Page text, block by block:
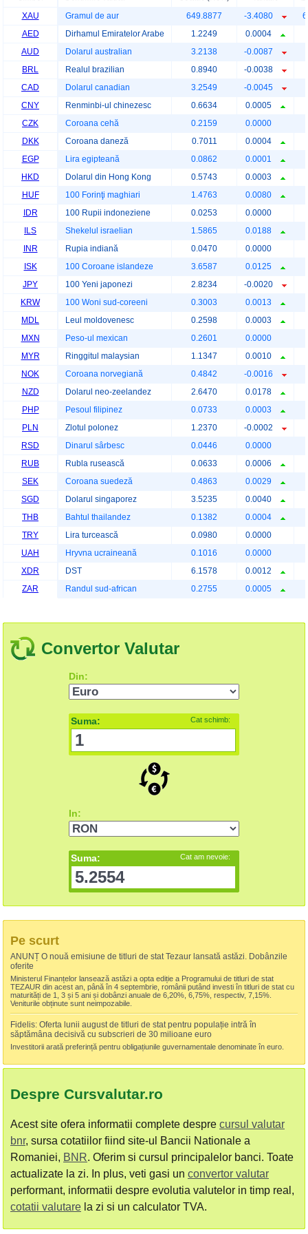
XAU Gramul de aur 649.8877 -3.4080
AED
Dirhamul Emiratelor Arabe 1.2249 0.0004
AUD
Dolarul australian 3.2138 -0.0087
BRL
Realul brazilian 0.8940 -0.0038
CAD
Dolarul canadian 3.2549 -0.0045
CNY
Renminbi-ul chinezesc 0.6634 0.0005
CZK
Coroana cehă 0.2159 0.0000
DKK
Coroana daneză 0.7011 0.0004
EGP
Lira egipteană 0.0862 0.0001
HKD
Dolarul din Hong Kong 0.5743 0.0003
HUF
100 Forinţi maghiari 1.4763 0.0080
IDR
100 Rupii indoneziene 0.0253 0.0000
ILS
Shekelul israelian 1.5865 0.0188
INR
Rupia indiană 0.0470 0.0000
ISK
100 Coroane islandeze 3.6587 0.0125
JPY
100 Yeni japonezi 2.8234 -0.0020
KRW
100 Woni sud-coreeni 0.3003 0.0013
MDL
Leul moldovenesc 0.2598 0.0003
MXN
Peso-ul mexican 0.2601 0.0000
MYR
Ringgitul malaysian 1.1347 0.0010
NOK
Coroana norvegiană 0.4842 -0.0016
NZD
Dolarul neo-zeelandez 2.6470 0.0178
PHP
Pesoul filipinez 0.0733 0.0003
PLN
Zlotul polonez 1.2370 -0.0002
RSD
Dinarul sârbesc 0.0446 0.0000
RUB
Rubla rusească 0.0633 0.0006
SEK
Coroana suedeză 0.4863 0.0029
SGD
Dolarul singaporez 3.5235 0.0040
THB
Bahtul thailandez 0.1382 0.0004
TRY
Lira turcească 0.0980 0.0000
UAH
Hryvna ucraineană 0.1016 0.0000
XDR
DST 6.1578 0.0012
ZAR
Randul sud-african 0.2755 0.0005
Convertor Valutar
Din:
Suma: Cat schimb:
In:
Suma: Cat am nevoie:
Pe scurt
ANUNȚ O nouă emisiune de titluri de stat Tezaur lansată astăzi. Dobânzile
oferite
Ministerul Finanțelor lansează astăzi a opta ediție a Programului de titluri de stat
TEZAUR din acest an, până în 4 septembrie, românii putând investi în titluri de stat cu
maturități de 1, 3 și 5 ani și dobânzi anuale de 6,20%, 6,75%, respectiv, 7,15%.
Veniturile obținute sunt neimpozabile.
Fidelis: Oferta lunii august de titluri de stat pentru populație intră în
săptămâna decisivă cu subscrieri de 30 milioane euro
Investitorii arată preferință pentru obligațiunile guvernamentale denominate în euro.
Despre Cursvalutar.ro
Acest site ofera informatii complete despre cursul valutar
bnr, sursa cotatiilor fiind site-ul Bancii Nationale a
Romaniei, BNR. Oferim si cursul principalelor banci. Toate
actualizate la zi. In plus, veti gasi un convertor valutar
performant, informatii despre evolutia valutelor in timp real,
cotatii valutare la zi si un calculator TVA.